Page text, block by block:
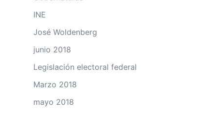
INE
José Woldenberg
junio 2018
Legislación electoral federal
Marzo 2018
mayo 2018